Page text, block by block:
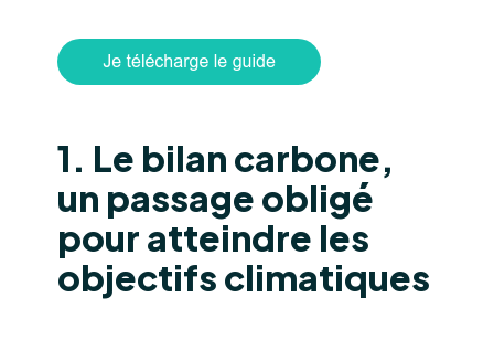
1. Le bilan carbone,
un passage obligé
pour atteindre les
objectifs climatiques